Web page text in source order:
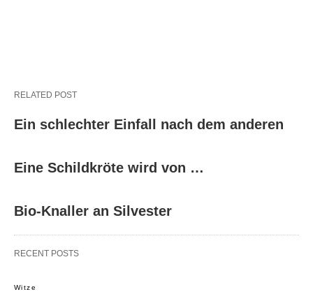
RELATED POST
Ein schlechter Einfall nach dem anderen
Eine Schildkröte wird von …
Bio-Knaller an Silvester
RECENT POSTS
Witze